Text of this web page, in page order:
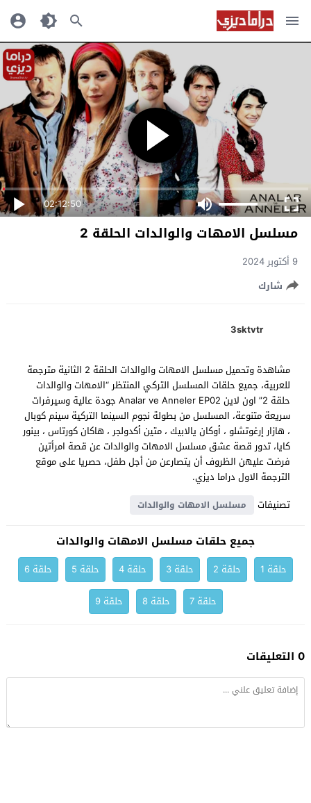
02:12:50
مسلسل الامهات والوالدات الحلقة 2
9 أكتوبر 2024
شارك
3sktvtr
مشاهدة وتحميل مسلسل الامهات والوالدات الحلقة 2 الثانية مترجمة
للعربية، جميع حلقات المسلسل التركي المنتظر “الامهات والوالدات
حلقة 2” اون لاين Analar ve Anneler EP02 جودة عالية وسيرفرات
سريعة متنوعة، المسلسل من بطولة نجوم السينما التركية سينم كوبال
، هازار إرغوتشلو ، أوكان يالابيك ، متين أكدولجر ، هاكان كورتاس ، بينور
كايا، تدور قصة عشق مسلسل الامهات والوالدات عن قصة امرأتين
فرضت عليهن الظروف أن يتصارعن من أجل طفل، حصريا على موقع
الترجمة الاول دراما ديزي.
تصنيفات
مسلسل الامهات والوالدات
جميع حلقات مسلسل الامهات والوالدات
حلقة 1 حلقة 2 حلقة 3 حلقة 4 حلقة 5
حلقة 6
حلقة 7
حلقة 8 حلقة 9
0 التعليقات